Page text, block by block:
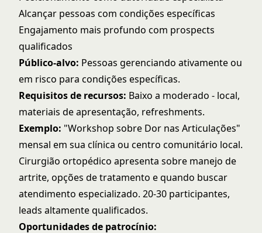
Alcançar pessoas com condições específicas
Engajamento mais profundo com prospects
qualificados
Público-alvo: Pessoas gerenciando ativamente ou
em risco para condições específicas.
Requisitos de recursos: Baixo a moderado - local,
materiais de apresentação, refreshments.
Exemplo: "Workshop sobre Dor nas Articulações"
mensal em sua clínica ou centro comunitário local.
Cirurgião ortopédico apresenta sobre manejo de
artrite, opções de tratamento e quando buscar
atendimento especializado. 20-30 participantes,
leads altamente qualificados.
Oportunidades de patrocínio: